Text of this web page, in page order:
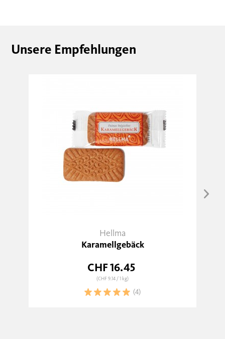
Unsere Empfehlungen
Hellma
Karamellgebäck
CHF 16.45
(CHF 9.14/ 1 kg)
(4)